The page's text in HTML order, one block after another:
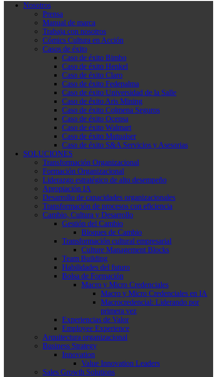
Nosotros
Prensa
Manual de marca
Trabaja con nosotros
Cómics Cultura en Acción
Casos de éxito
Caso de éxito Bimbo
Caso de éxito Henkel
Caso de éxito Claro
Caso de éxito Fedepalma
Caso de éxito Universidad de la Salle
Caso de éxito Aris Mining
Caso de éxito Colmena Seguros
Caso de éxito Ocensa
Caso de éxito Walmart
Caso de éxito Mutualser
Caso de éxito S&A Servicios y Asesorias
SOLUCIONES
Transformación Organizacional
Formación Organizacional
Liderazgo estratégico de alto desempeño
Apropiación IA
Desarrollo de capacidades organizacionales
Transformación de procesos con eficiencia
Cambio, Cultura y Desarrollo
Gestión del Cambio
Bloques de Cambio
Transformación cultural empresarial
Culture Management Blocks
Team Building
Habilidades del futuro
Bolsa de Formación
Macro y Micro Credenciales
Macro y Micro Credenciales en IA
Macrocredencial: Liderando por
primera vez
Experiencias de Valor
Employee Experience
Arquitectura organizacional
Business Strategy
Innovation
Value Innovation Leaders
Sales Growth Solutions